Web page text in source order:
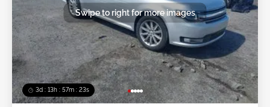
3d : 13h : 57m : 21s
Swipe to right for more images